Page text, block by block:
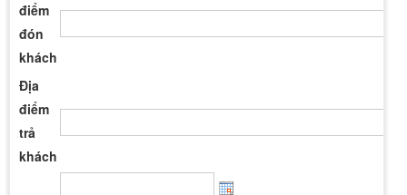
điểm
đón
khách
Địa
điểm
trả
khách